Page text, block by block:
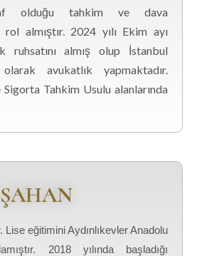
olduğu tahkim ve dava
almıştır. 2024 yılı Ekim ayı
ruhsatını almış olup İstanbul
avukatlık yapmaktadır.
Tahkim Usulu alanlarında
Lise eğitimini Aydınlıkevler Anadolu
2018 yılında başladığı